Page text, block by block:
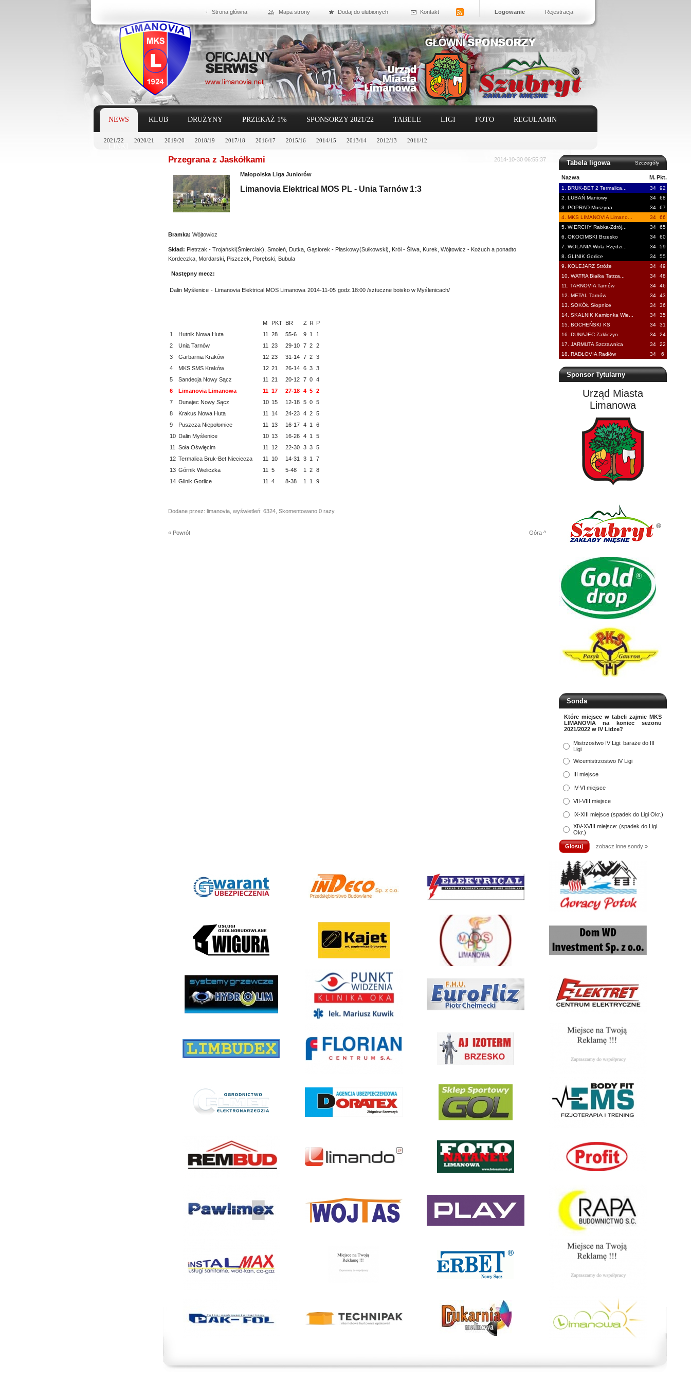
Strona główna Mapa strony Dodaj do ulubionych Kontakt Logowanie Rejestracja
NEWS
2021/22 2020/21 2019/20 2018/19 2017/18 2016/17 2015/16 2014/15 2013/14 2012/13 2011/12
KLUB DRUŻYNY PRZEKAŻ 1% SPONSORZY 2021/22 TABELE LIGI FOTO REGULAMIN
Tabela ligowa Szczegóły
Nazwa M. Pkt.
1. BRUK-BET 2 Termalica... 34
92
2. LUBAŃ Maniowy
34
68
3. POPRAD Muszyna
34
67
4. MKS LIMANOVIA Limano...
34
66
5. WIERCHY Rabka-Zdrój...
34
65
6. OKOCIMSKI Brzesko
34
60
7. WOLANIA Wola Rzędzi...
34
59
8. GLINIK Gorlice
34
55
9. KOLEJARZ Stróże
34
49
10. WATRA Białka Tatrza...
34
48
11. TARNOVIA Tarnów
34
46
12. METAL Tarnów
34
43
13. SOKÓŁ Słopnice
34
36
14. SKALNIK Kamionka Wie...
34
35
15. BOCHEŃSKI KS
34
31
16. DUNAJEC Zakliczyn
34
24
17. JARMUTA Szczawnica
34
22
18. RADŁOVIA Radłów
34 6
Sponsor Tytularny
Urząd Miasta
Limanowa
Sonda
Które miejsce w tabeli zajmie MKS
LIMANOVIA na koniec sezonu
2021/2022 w IV Lidze?
Mistrzostwo IV Ligi: baraże do III
Ligi
Wicemistrzostwo IV Ligi
III miejsce
IV-VI miejsce
VII-VIII miejsce
IX-XIII miejsce (spadek do Ligi Okr.)
XIV-XVIII miejsce: (spadek do Ligi
Okr.)
zobacz inne sondy »
Przegrana z Jaskółkami 2014-10-30 06:55:37
Małopolska Liga Juniorów
Limanovia Elektrical MOS PL - Unia Tarnów 1:3
Bramka: Wójtowicz
Skład: Pietrzak - Trojański(Śmierciak), Smoleń, Dutka, Gąsiorek - Piaskowy(Sułkowski), Król - Śliwa, Kurek, Wójtowicz - Kożuch a ponadto
Kordeczka, Mordarski, Piszczek, Porębski, Bubula
Następny mecz:
Dalin Myślenice - Limanovia Elektrical MOS Limanowa 2014-11-05 godz.18:00 /sztuczne boisko w Myślenicach/
M PKT BR Z R P
1
Hutnik Nowa Huta 11 28 55-6 9 1
1
2
Unia Tarnów 11 23 29-10 7 2
2
3
Garbarnia Kraków 12 23 31-14 7 2
3
4
MKS SMS Kraków 12 21 26-14 6 3
3
5
Sandecja Nowy Sącz 11 21 20-12 7 0
4
6
Limanovia Limanowa 11 17 27-18 4 5
2
7
Dunajec Nowy Sącz 10 15 12-18 5 0
5
8
Krakus Nowa Huta 11 14 24-23 4 2
5
9
Puszcza Niepołomice 11 13 16-17 4 1
6
10 Dalin Myślenice 10 13 16-26 4 1
5
11
Soła Oświęcim 11 12 22-30 3 3
5
12 Termalica Bruk-Bet Nieciecza 11 10 14-31 3 1
7
13 Górnik Wieliczka 11 5 5-48 1 2
8
14 Glinik Gorlice 11 4 8-38 1 1 9
Dodane przez: limanovia, wyświetleń: 6324, Skomentowano 0 razy
« Powrót Góra ^